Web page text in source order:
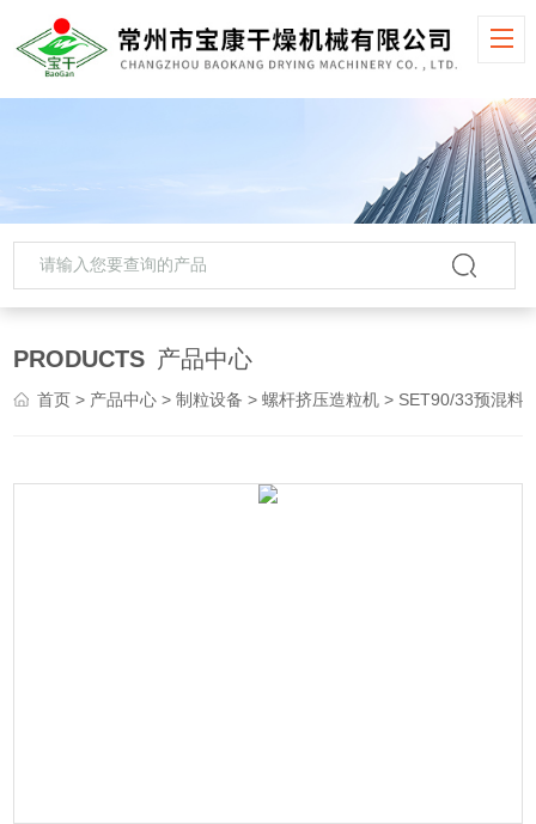
PRODUCTS 产品中心
首页 > 产品中心 >制粒设备 >螺杆挤压造粒机 > SET90/33预混料颗粒螺杆挤压造粒机